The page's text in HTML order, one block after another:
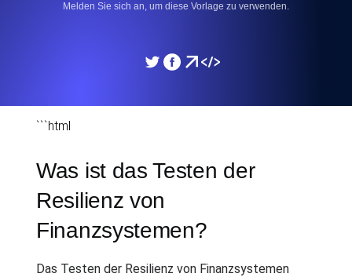
Melden Sie sich an, um diese Vorlage zu verwenden.
```html
Was ist das Testen der
Resilienz von
Finanzsystemen?
Das Testen der Resilienz von Finanzsystemen